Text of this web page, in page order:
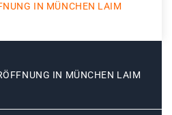
IN MÜNCHEN LAIM
IN MÜNCHEN LAIM